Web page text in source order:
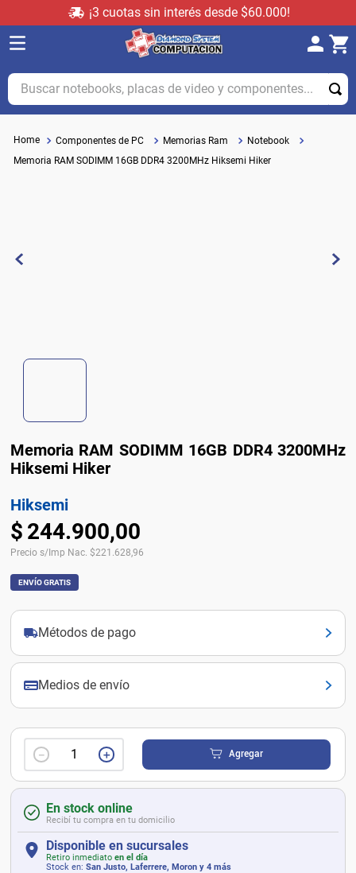
¡3 cuotas sin interés desde $60.000!
Buscar notebooks, placas de video y componentes...
Componentes de PC Memorias Ram
Notebook
Memoria RAM SODIMM 16GB DDR4 3200MHz Hiksemi Hiker
Memoria RAM SODIMM 16GB DDR4 3200MHz
Hiksemi Hiker
Hiksemi
$ 244.900,00
Precio s/Imp Nac. $221.628,96
ENVÍO GRATIS
Métodos de pago
Medios de envío
＋
－ Agregar
En stock online
Recibí tu compra en tu domicilio
Disponible en sucursales
Retiro inmediato en el día
Stock en: San Justo, Laferrere, Moron y 4 más